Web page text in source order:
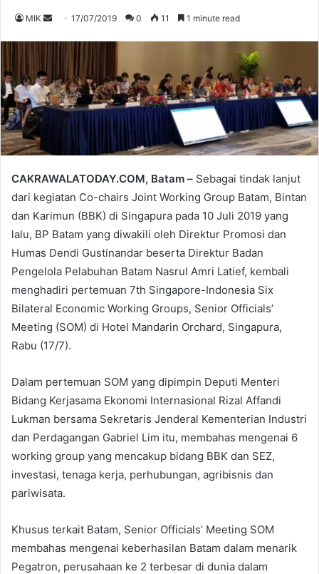
MIK
Send17/07/2019 0 11 1 minute read
CAKRAWALATODAY.COM, Batam – Sebagai tindak lanjut
dari kegiatan Co-chairs Joint Working Group Batam, Bintan
dan Karimun (BBK) di Singapura pada 10 Juli 2019 yang
lalu, BP Batam yang diwakili oleh Direktur Promosi dan
Humas Dendi Gustinandar beserta Direktur Badan
Pengelola Pelabuhan Batam Nasrul Amri Latief, kembali
menghadiri pertemuan 7th Singapore-Indonesia Six
Bilateral Economic Working Groups, Senior Officials’
Meeting (SOM) di Hotel Mandarin Orchard, Singapura,
Rabu (17/7).
Dalam pertemuan SOM yang dipimpin Deputi Menteri
Bidang Kerjasama Ekonomi Internasional Rizal Affandi
Lukman bersama Sekretaris Jenderal Kementerian Industri
dan Perdagangan Gabriel Lim itu, membahas mengenai 6
working group yang mencakup bidang BBK dan SEZ,
investasi, tenaga kerja, perhubungan, agribisnis dan
pariwisata.
Khusus terkait Batam, Senior Officials’ Meeting SOM
membahas mengenai keberhasilan Batam dalam menarik
Pegatron, perusahaan ke 2 terbesar di dunia dalam